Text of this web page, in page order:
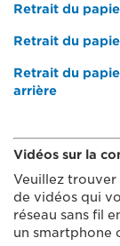
Retrait du
Retrait du
Retrait du
arrière
Vidéos sur la
Veuillez trouver
de vidéos qui
réseau sans fil
un smartphone